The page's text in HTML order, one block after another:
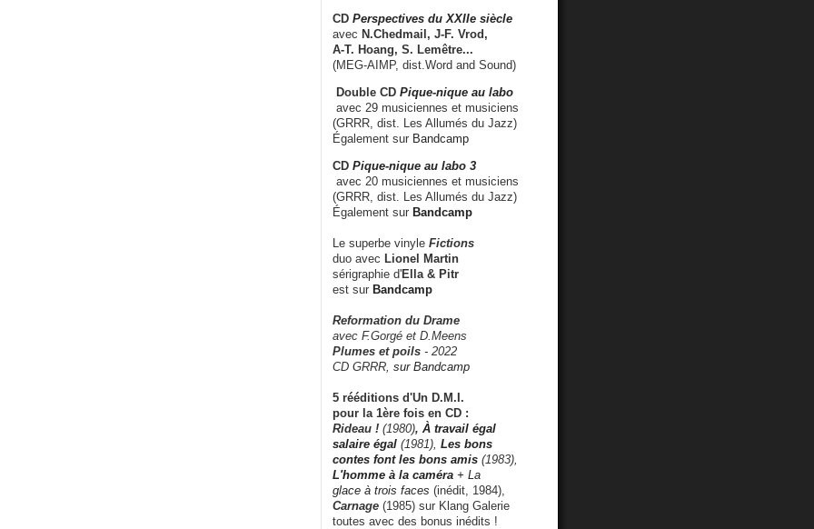
CD Perspectives du XXIIe siècle
avec N.Chedmail, J-F. Vrod,
A-T. Hoang, S. Lemêtre...
(MEG-AIMP, dist.Word and Sound)
Double CD Pique-nique au labo
avec 29 musiciennes et musiciens
(GRRR, dist. Les Allumés du Jazz)
Également sur Bandcamp
CD Pique-nique au labo 3
avec 20 musiciennes et musiciens
(GRRR, dist. Les Allumés du Jazz)
Également sur Bandcamp
Le superbe vinyle Fictions
duo avec Lionel Martin
sérigraphie d'Ella & Pitr
est sur Bandcamp
Reformation du Drame
avec F.Gorgé et D.Meens
Plumes et poils - 2022
CD GRRR, sur Bandcamp
5 rééditions d'Un D.M.I.
pour la 1ère fois en CD :
Rideau ! (1980), À travail égal
salaire égal (1981), Les bons
contes font les bons amis (1983),
L'homme à la caméra + La
glace à trois faces (inédit, 1984),
Carnage (1985) sur Klang Galerie
toutes avec des bonus inédits !